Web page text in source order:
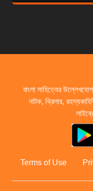
বাংলা সাহিত্যের
নাটক, থ্রিলার,
Terms of Use